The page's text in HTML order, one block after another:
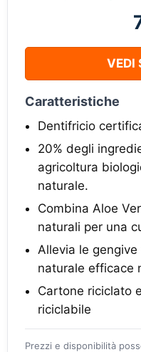
VEDI
Caratteristiche
Dentifricio
20% degli
agricoltura
naturale.
Combina Aloe
naturali per una
Allevia le
naturale efficace
Cartone riciclato
riciclabile
Prezzi e disponibilità